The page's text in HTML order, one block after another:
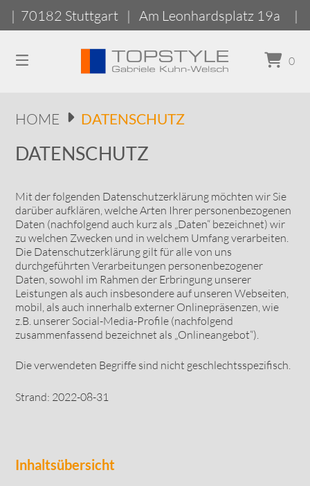
Springen
Sie
Inhalt
| Am Leonhardsplatz 19a |NEUE
0
HOME DATENSCHUTZ
DATENSCHUTZ
Mit der folgenden Datenschutzerklärung möchten wir Sie
darüber aufklären, welche Arten Ihrer personenbezogenen
Daten (nachfolgend auch kurz als „Daten“ bezeichnet) wir
zu welchen Zwecken und in welchem Umfang verarbeiten.
Die Datenschutzerklärung gilt für alle von uns
durchgeführten Verarbeitungen personenbezogener
Daten, sowohl im Rahmen der Erbringung unserer
Leistungen als auch insbesondere auf unseren Webseiten,
mobil, als auch innerhalb externer Onlinepräsenzen, wie
z.B. unserer Social-Media-Profile (nachfolgend
zusammenfassend bezeichnet als „Onlineangebot“).
Die verwendeten Begriffe sind nicht geschlechtsspezifisch.
Strand: 2022-08-31
Inhaltsübersicht